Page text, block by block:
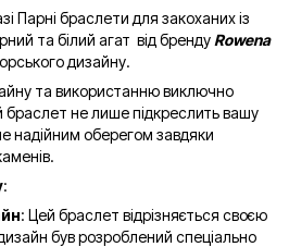
Парні браслети для закоханих із
та білий агат від бренду Rowena
дизайну.
та використанню виключно
браслет не лише підкреслить вашу
надійним оберегом завдяки
:
: Цей браслет відрізняється своєю
був розроблений спеціально